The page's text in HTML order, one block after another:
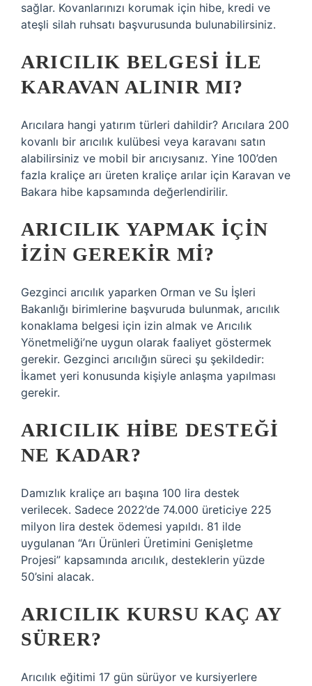
sağlar. Kovanlarınızı korumak için hibe, kredi ve
ateşli silah ruhsatı başvurusunda bulunabilirsiniz.
ARICILIK BELGESI ILE
KARAVAN ALINIR MI?
Arıcılara hangi yatırım türleri dahildir? Arıcılara 200
kovanlı bir arıcılık kulübesi veya karavanı satın
alabilirsiniz ve mobil bir arıcıysanız. Yine 100’den
fazla kraliçe arı üreten kraliçe arılar için Karavan ve
Bakara hibe kapsamında değerlendirilir.
ARICILIK YAPMAK IÇIN
IZIN GEREKIR MI?
Gezginci arıcılık yaparken Orman ve Su İşleri
Bakanlığı birimlerine başvuruda bulunmak, arıcılık
konaklama belgesi için izin almak ve Arıcılık
Yönetmeliği’ne uygun olarak faaliyet göstermek
gerekir. Gezginci arıcılığın süreci şu şekildedir:
İkamet yeri konusunda kişiyle anlaşma yapılması
gerekir.
ARICILIK HIBE DESTEĞI
NE KADAR?
Damızlık kraliçe arı başına 100 lira destek
verilecek. Sadece 2022’de 74.000 üreticiye 225
milyon lira destek ödemesi yapıldı. 81 ilde
uygulanan “Arı Ürünleri Üretimini Genişletme
Projesi” kapsamında arıcılık, desteklerin yüzde
50’sini alacak.
ARICILIK KURSU KAÇ AY
SÜRER?
Arıcılık eğitimi 17 gün sürüyor ve kursiyerlere